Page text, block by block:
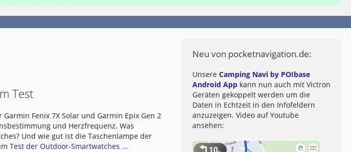
Test
Fenix 7X Solar und Garmin Epix Gen 2
und Herzfrequenz. Was
Und wie gut ist die Taschenlampe der
Test der Outdoor-Smartwatches ...
Neu von pocketnavigation.de:
Unsere Camping Navi by POIbase
Android App kann nun auch mit Victron
Geräten gekoppelt werden um die
Daten in Echtzeit in den Infofeldern
anzuzeigen. Video auf Youtube
ansehen: